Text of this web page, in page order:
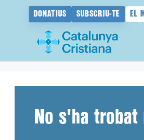
DONATIUS SUBSCRIU-TE EL
No s'ha trobat